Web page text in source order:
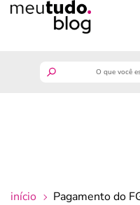
início Pagamento do